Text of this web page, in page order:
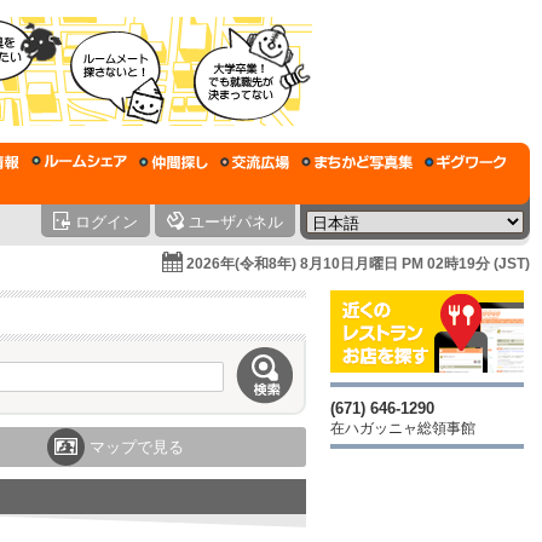
ログイン ユーザパネル
2026年(令和8年) 8月10日月曜日 PM 02時19分 (JST)
マップで見る
(671) 646-1290
在ハガッニャ総領事館